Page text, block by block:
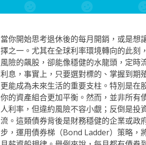
當你開始思考退休後的每月開銷，或是
擇之一。尤其在全球利率環境轉向的此
風險的飆股，卻能像穩健的水龍頭，定
利息，事實上，只要選對標的、掌握到期
更能成為未來生活的重要支柱。特別是
你的資產組合更加平衡。然而，並非所
人利率，但違約風險不容小覷；反倒是
流。這類債券背後是財務穩健的企業或政
步，運用債券梯（Bond Ladder）策略，